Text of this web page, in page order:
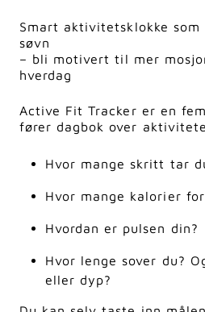
Smart aktivitetsklokke
søvn
– bli motivert til mer
hverdag
Active Fit Tracker er en
fører dagbok over
Hvor mange skritt tar
Hvor mange kalorier
Hvordan er pulsen din?
Hvor lenge sover du?
eller dyp?